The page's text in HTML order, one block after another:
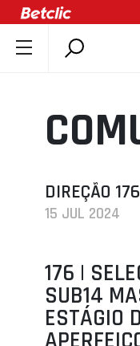
DOCUMENTOS
ÚLTIMAS
ASSOCIAÇÕES
CLUBES
AGENDA
SELEÇÕES
DIREÇÃO 176
15 JUL 2024
176 |
SUB14
ESTÁGIO